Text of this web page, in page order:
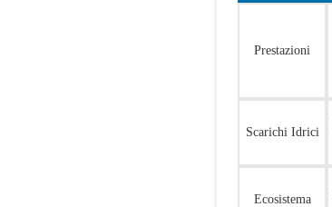
Prestazioni
Scarichi Idrici
Ecosistema